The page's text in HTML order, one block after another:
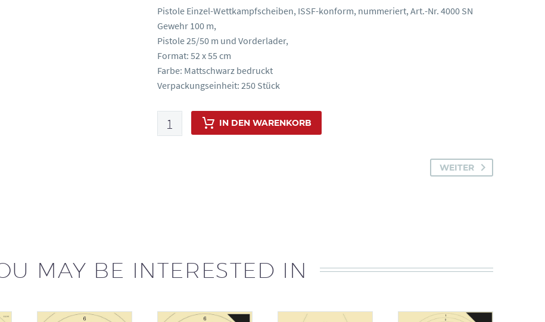
Pistole Einzel-Wettkampfscheiben, ISSF-konform, nummeriert, Art.-Nr. 4000 SN
Gewehr 100 m,
Pistole 25/50 m und Vorderlader,
Format: 52 x 55 cm
Farbe: Mattschwarz bedruckt
Verpackungseinheit: 250 Stück
Pistole
Einzel-
Menge
IN DEN WARENKORB
WEITER
MAY BE INTERESTED IN